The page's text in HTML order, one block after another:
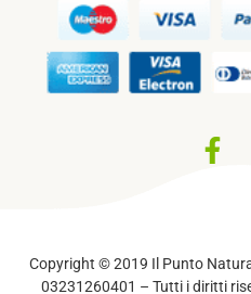
Copyright © 2019 Il Punto
03231260401 – Tutti i diritti